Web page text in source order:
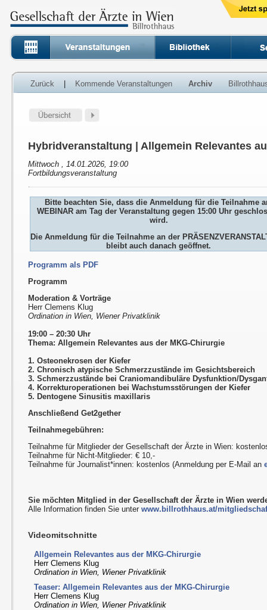
Zurück Kommende Veranstaltungen Archiv
Hybridveranstaltung | Allgemein Relevantes
Mittwoch , 14.01.2026, 19:00
Fortbildungsveranstaltung
Bitte beachten Sie, dass die Anmeldung für die Teilnahme
WEBINAR am Tag der Veranstaltung gegen 15:00 Uhr
wird.
Die Anmeldung für die Teilnahme an der
bleibt auch danach geöffnet.
Programm als PDF
Programm
Moderation & Vorträge
Herr Clemens Klug
Ordination in Wien, Wiener Privatklinik
19:00 – 20:30 Uhr
Thema: Allgemein Relevantes aus der MKG-Chirurgie
1. Osteonekrosen der Kiefer
2. Chronisch atypische Schmerzzustände im Gesichtsbereich
3. Schmerzzustände bei Craniomandibuläre Dysfunktion/
4. Korrekturoperationen bei Wachstumsstörungen der Kiefer
5. Dentogene Sinusitis maxillaris
Anschließend Get2gether
Teilnahmegebühren:
Teilnahme für Mitglieder der Gesellschaft der Ärzte in Wien:
Teilnahme für Nicht-Mitglieder: € 10,-
Teilnahme für Journalist*innen: kostenlos (Anmeldung per E-Mail an
Sie möchten Mitglied in der Gesellschaft der Ärzte in Wien
Alle Information finden Sie unterwww.billrothhaus.at/
Videomitschnitte
Allgemein Relevantes aus der MKG-Chirurgie
Herr Clemens Klug
Ordination in Wien, Wiener Privatklinik
Teaser: Allgemein Relevantes aus der MKG-Chirurgie
Herr Clemens Klug
Ordination in Wien, Wiener Privatklinik